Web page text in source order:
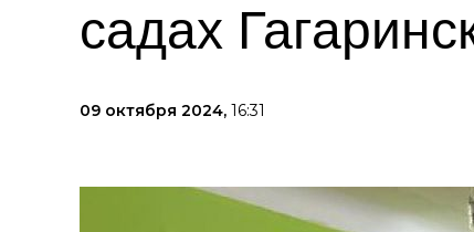
садах
09 октября 2024, 16:31